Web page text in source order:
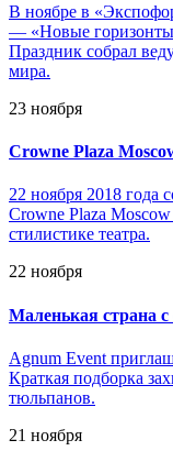
В ноябре в
— «Новые
Праздник собрал
мира.
23 ноября
Crowne Plaza
22 ноября 2018 года
Crowne Plaza
стилистике театра.
22 ноября
Маленькая страна
Agnum Event
Краткая подборка
тюльпанов.
21 ноября